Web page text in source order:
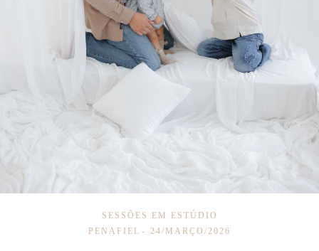
SESSÕES EM ESTÚDIO
PENAFIEL
24/MARÇO/2026